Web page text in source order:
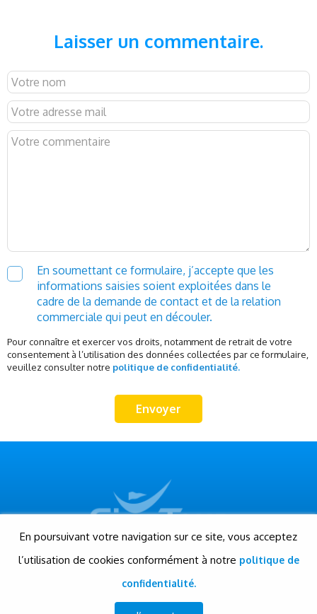
Laisser un commentaire.
En soumettant ce formulaire, j’accepte que les
informations saisies soient exploitées dans le
cadre de la demande de contact et de la relation
commerciale qui peut en découler.
Pour connaître et exercer vos droits, notamment de retrait de votre
consentement à l’utilisation des données collectées par ce formulaire,
veuillez consulter notre politique de confidentialité.
© Gigatour - Tous droits réservés
Conception et réalisation: Evensis
En poursuivant votre navigation sur ce site, vous acceptez
l’utilisation de cookies conformément à notre politique de
confidentialité.